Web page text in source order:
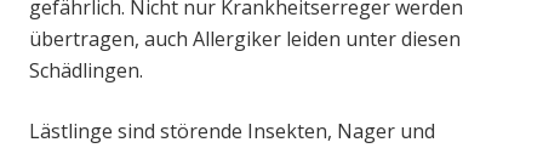
gefährlich. Nicht nur Krankheitserreger werden
übertragen, auch Allergiker leiden unter diesen
Schädlingen.
Lästlinge sind störende Insekten, Nager und